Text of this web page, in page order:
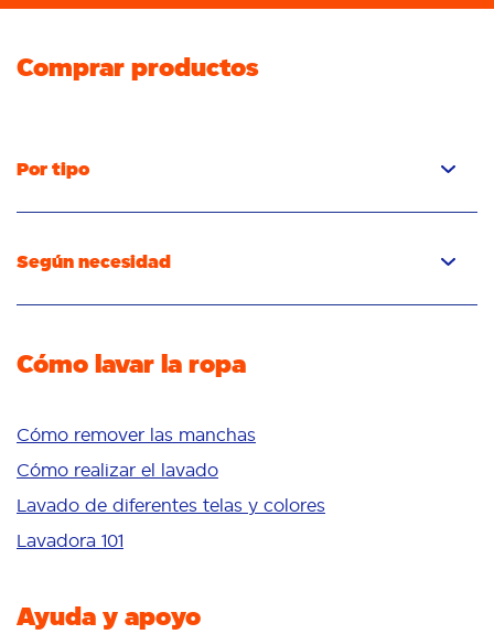
Comprar productos
Por tipo
Detergente en polvo
Quitamanchas
Cuidado de telas
Según necesidad
Frescura/aroma
Colores brillantes
Sensible
Aditivos
Delicates
Cómo lavar la ropa
Cómo remover las manchas
Cómo realizar el lavado
Lavado de diferentes telas y colores
Lavadora 101
Ayuda y apoyo